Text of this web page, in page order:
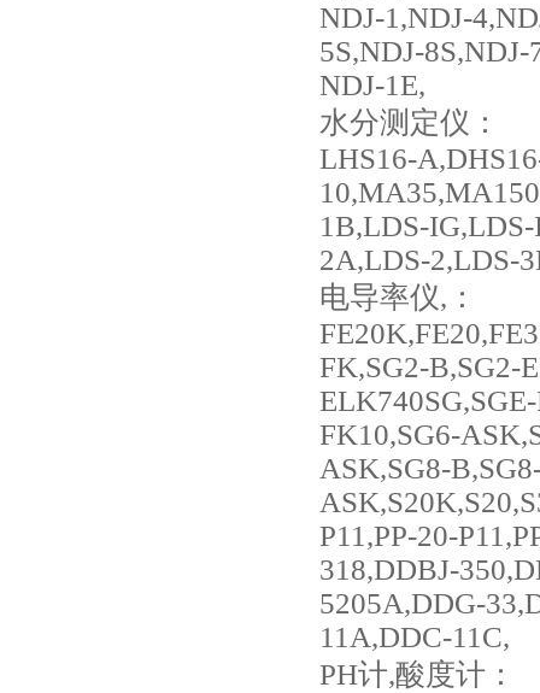
NDJ-1,NDJ-
5S,NDJ-
NDJ-1E,
水分测定仪：
LHS16-
1B,LDS-
2A,LDS-2,LDS-
电导率仪,：
FK,SG2-B,SG2-
FK10,SG6-
ASK,SG8-
P11,PP-20-
318,DDBJ-
5205A,DDG-
11A,DDC-11C,
PH计,酸度计：